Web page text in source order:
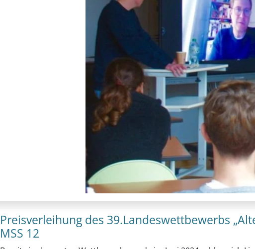
Preisverleihung des 39.Landeswettbewerbs
MSS 12